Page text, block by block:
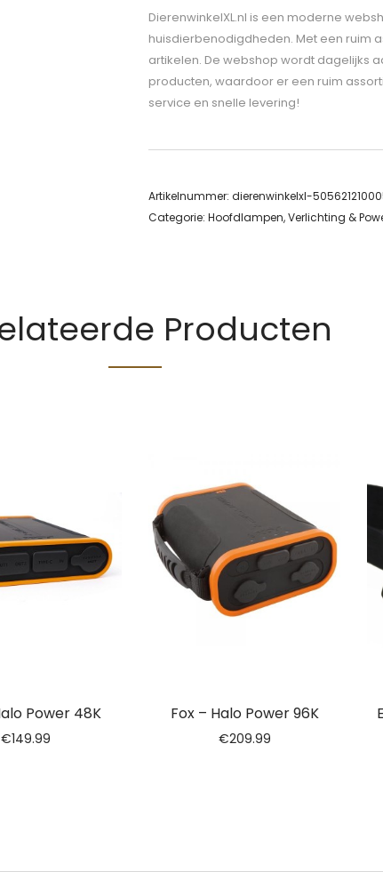
DierenwinkelXL.nl is een moderne
huisdierbenodigdheden. Met een ruim
artikelen. De webshop wordt dagelijks
producten, waardoor er een ruim
service en snelle levering!
Artikelnummer: dierenwinkelxl-
Categorie: Hoofdlampen, Verlichting &
Producten
Power 48K
€149.99
Fox – Halo Power 96K
€209.99